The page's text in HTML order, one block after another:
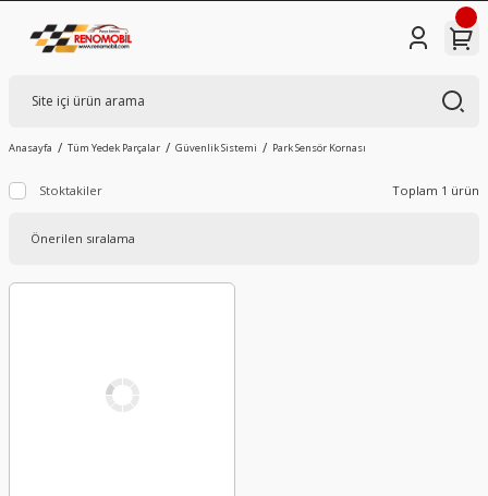
Anasayfa Tüm Yedek Parçalar Güvenlik Sistemi Park Sensör Kornası
Stoktakiler Toplam 1 ürün